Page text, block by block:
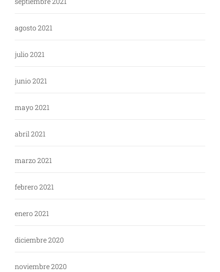
agosto 2021
julio 2021
junio 2021
mayo 2021
abril 2021
marzo 2021
febrero 2021
enero 2021
diciembre 2020
noviembre 2020